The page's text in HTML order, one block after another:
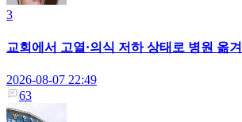
3
교회에서 고열·의식 저하 상태로 병원 옮
2026-08-07 22:49
63